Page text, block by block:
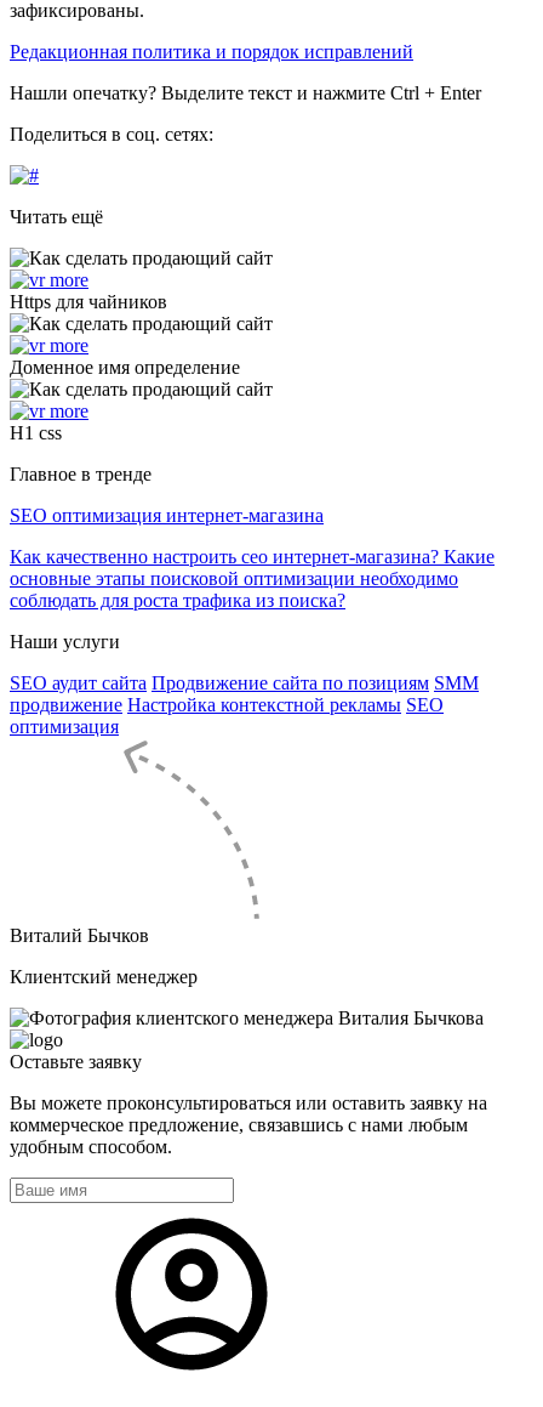
зафиксированы.
Редакционная политика и порядок исправлений
Нашли опечатку? Выделите текст и нажмите Ctrl + Enter
Поделиться в соц. сетях:
Читать ещё
Https для чайников
Доменное имя определение
H1 css
Главное в тренде
SEO оптимизация интернет-магазина
Как качественно настроить сео интернет-магазина? Какие
основные этапы поисковой оптимизации необходимо
соблюдать для роста трафика из поиска?
Наши услуги
SEO аудит сайта Продвижение сайта по позициям SMM
продвижение Настройка контекстной рекламы SEO
оптимизация
Виталий Бычков
Клиентский менеджер
Оставьте заявку
Вы можете проконсультироваться или оставить заявку на
коммерческое предложение, связавшись с нами любым
удобным способом.